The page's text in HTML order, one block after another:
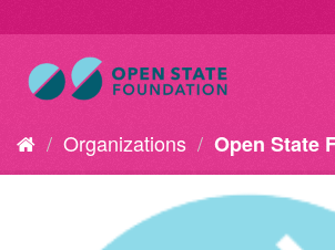
Organizations Open State